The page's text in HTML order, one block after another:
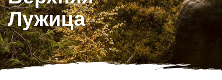
Лужица